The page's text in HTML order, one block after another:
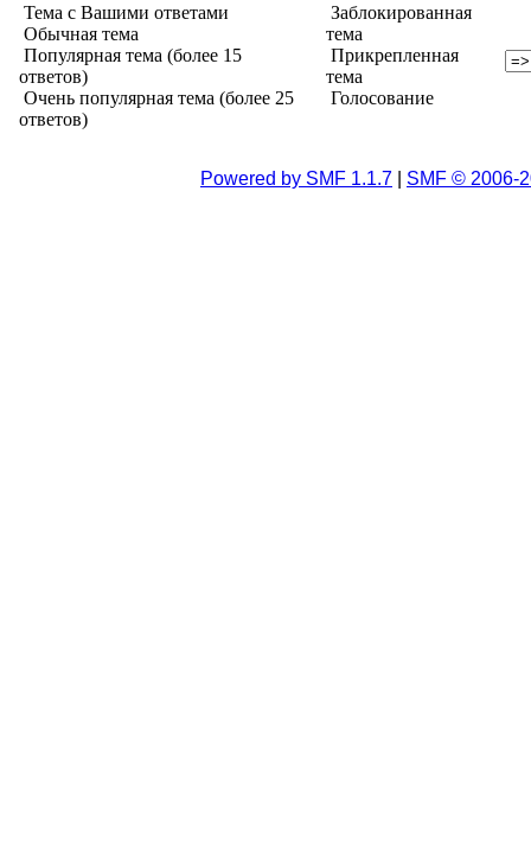
Тема с Вашими ответами
Обычная тема
Популярная тема (более 15
ответов)
Очень популярная тема (более 25
ответов)
Заблокированная
тема
Прикрепленная
тема
Голосование
Powered by SMF 1.1.7 SMF © 2006-